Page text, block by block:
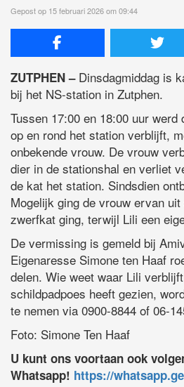
Gepost op 15 februari 2026 om 09:44
ZUTPHEN –Dinsdagmiddag is
bij het NS-station in Zutphen.
Tussen 17:00 en 18:00 uur
op en rond het station verblijft,
onbekende vrouw. De vrouw
dier in de stationshal en verliet
de kat het station. Sindsdien
Mogelijk ging de vrouw ervan
zwerfkat ging, terwijl Lili een
De vermissing is gemeld bij
Eigenaresse Simone ten Haaf
delen. Wie weet waar Lili
schildpadpoes heeft gezien,
te nemen via 0900-8844 of 06-
Foto: Simone Ten Haaf
U kunt ons voortaan ook
Whatsapp! https://